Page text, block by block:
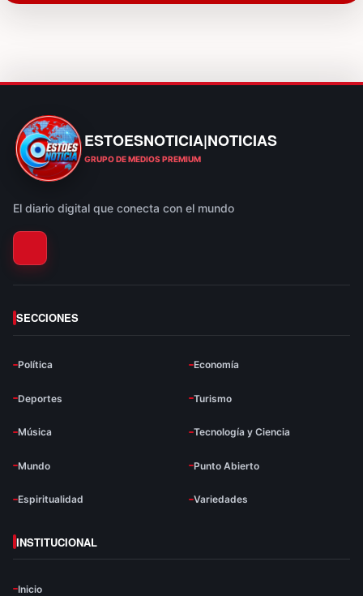
ESTOESNOTICIA|NOTICIAS
ESTOESNOTICIA|NOTICIAS
GRUPO DE MEDIOS PREMIUM
El diario digital que conecta con el mundo
SECCIONES
Política Economía
Deportes Turismo
Música Tecnología y Ciencia
Mundo Punto Abierto
Espiritualidad Variedades
INSTITUCIONAL
Inicio